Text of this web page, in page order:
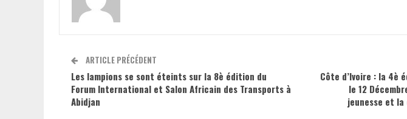
ARTICLE PRÉCÉDENT
Les lampions se sont éteints sur la 8è édition du
Forum International et Salon Africain des Transports à
Abidjan
Côte d’Ivoire : la 4è
le 12
jeunesse et